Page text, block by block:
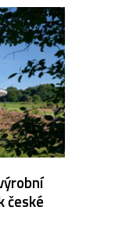
české